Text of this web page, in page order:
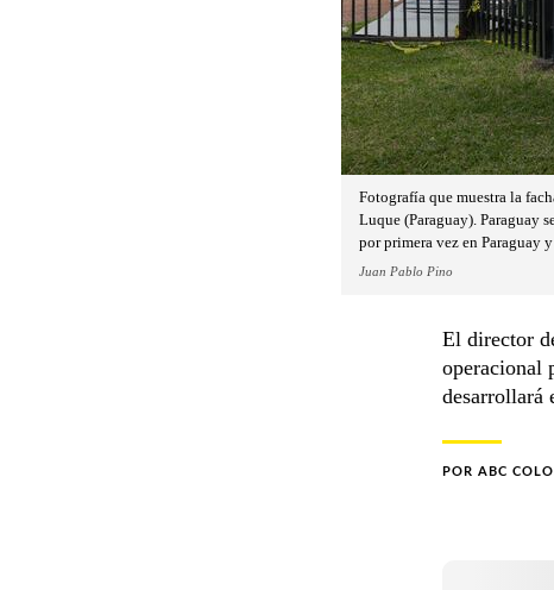
Fotografía que muestra la
Luque (Paraguay). Paraguay
por primera vez en Paraguay
Juan Pablo Pino
El director
operacional
desarrollará
POR ABC